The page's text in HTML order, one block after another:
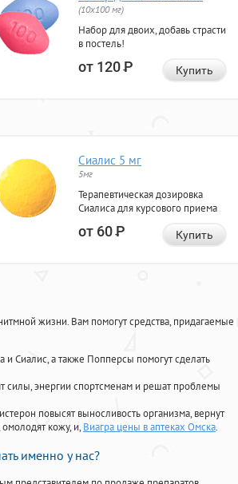
(10х100 мг)
Набор для двоих, добавь страсти
в постель!
от 120Р Купить
Сиалис 5 мг
5мг
Терапевтическая дозировка
Сиалиса для курсового приема
от 60Р Купить
жизни. Вам помогут средства, придагаемые
и Сиалис, а также Попперсы помогут сделать
силы, энергии спортсменам и решат проблемы
повысят выносливость организма, вернут
кожу, и, Виагра цены в аптеках Омска.
именно у нас?